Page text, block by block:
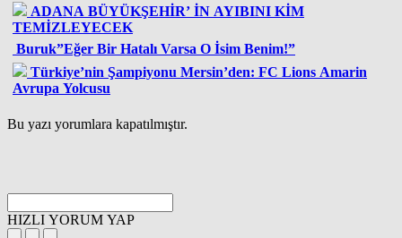
ADANA BÜYÜKŞEHİR’ İN AYIBINI KİM
TEMİZLEYECEK
Buruk”Eğer Bir Hatalı Varsa O İsim Benim!”
Türkiye’nin Şampiyonu Mersin’den: FC Lions Amarin
Avrupa Yolcusu
Bu yazı yorumlara kapatılmıştır.
HIZLI YORUM YAP